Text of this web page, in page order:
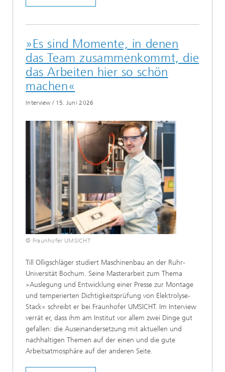
»Es sind Momente, in denen
das Team zusammenkommt, die
das Arbeiten hier so schön
machen«
Interview / 15. Juni 2026
© Fraunhofer UMSICHT
Till Olligschläger studiert Maschinenbau an der Ruhr-
Universität Bochum. Seine Masterarbeit zum Thema
»Auslegung und Entwicklung einer Presse zur Montage
und temperierten Dichtigkeitsprüfung von Elektrolyse-
Stack« schreibt er bei Fraunhofer UMSICHT. Im Interview
verrät er, dass ihm am Institut vor allem zwei Dinge gut
gefallen: die Auseinandersetzung mit aktuellen und
nachhaltigen Themen auf der einen und die gute
Arbeitsatmosphäre auf der anderen Seite.